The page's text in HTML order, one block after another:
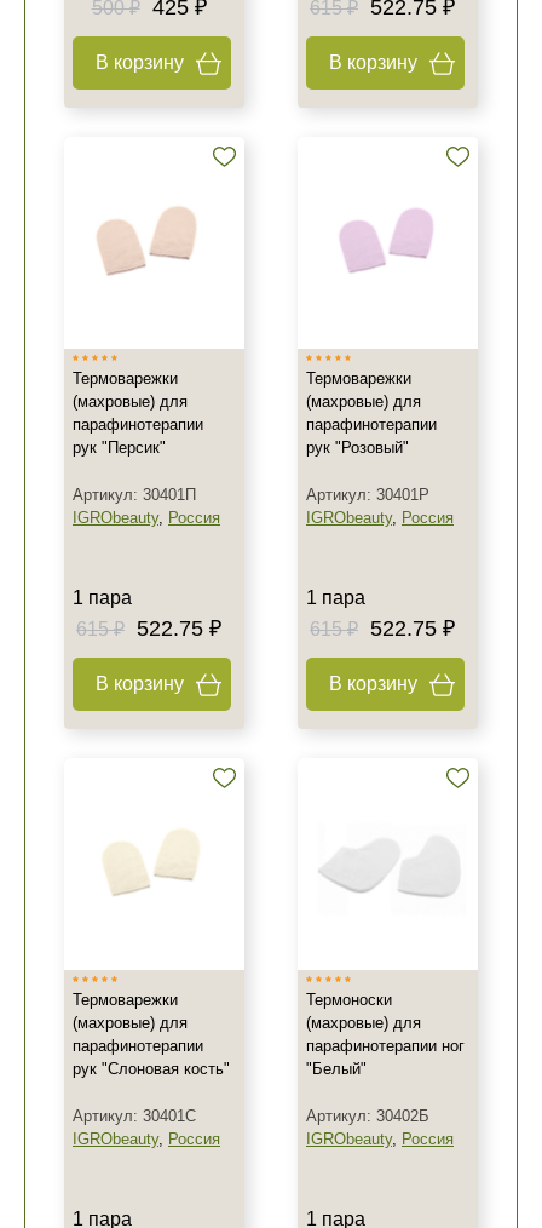
500 ₽
425 ₽
В корзину
615 ₽ 522.75 ₽
В корзину
Термоварежки
(махровые) для
парафинотерапии
рук "Персик"
Артикул: 30401П
IGRObeauty, Россия
1 пара
615 ₽ 522.75 ₽
В корзину
Термоварежки
(махровые) для
парафинотерапии
рук "Розовый"
Артикул: 30401Р
IGRObeauty, Россия
1 пара
615 ₽ 522.75 ₽
В корзину
Термоварежки
(махровые) для
парафинотерапии
рук "Слоновая кость"
Артикул: 30401С
IGRObeauty, Россия
1 пара
Термоноски
(махровые) для
парафинотерапии ног
"Белый"
Артикул: 30402Б
IGRObeauty, Россия
1 пара